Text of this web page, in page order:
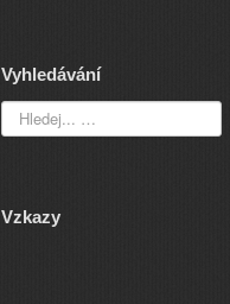
Vyhledávání
Vzkazy